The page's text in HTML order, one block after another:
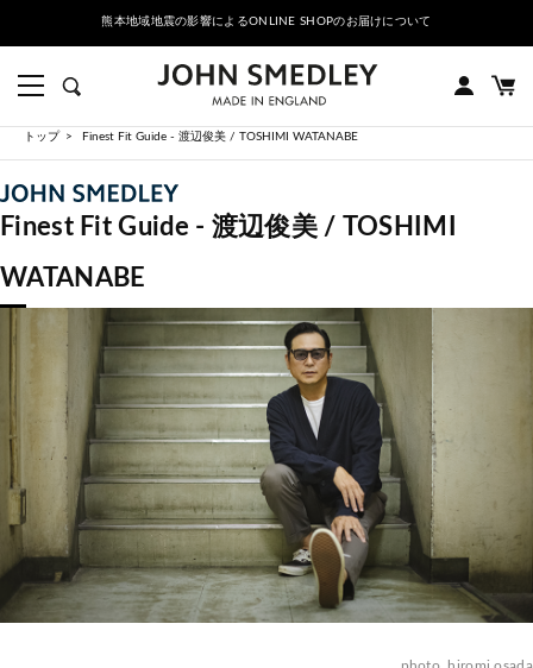
熊本地域地震の影響によるONLINE SHOPのお届けについて
トップ Finest Fit Guide - 渡辺俊美 / TOSHIMI WATANABE
Finest Fit Guide - 渡辺俊美 / TOSHIMI
WATANABE